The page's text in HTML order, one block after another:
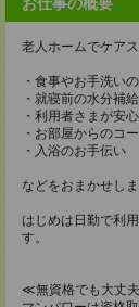
老人ホームでケア
・食事やお手洗い
・就寝前の水分補給
・利用者さまが安
・お部屋からのコ
・入浴のお手伝い
などをおまかせしま
はじめは日勤で利
す。
≪無資格でも大丈